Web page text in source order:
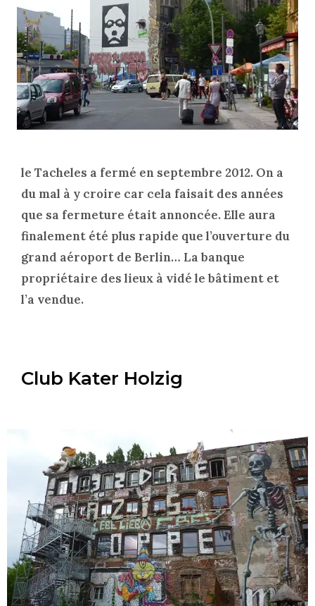
le Tacheles a fermé en septembre 2012. On a
du mal à y croire car cela faisait des années
que sa fermeture était annoncée. Elle aura
finalement été plus rapide que l’ouverture du
grand aéroport de Berlin… La banque
propriétaire des lieux à vidé le bâtiment et
l’a vendue.
Club Kater Holzig